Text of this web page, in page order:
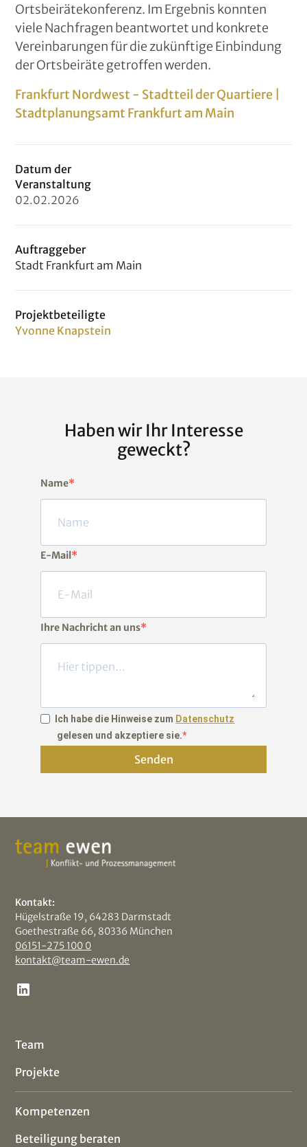
Ortsbeirätekonferenz. Im Ergebnis konnten
viele Nachfragen beantwortet und konkrete
Vereinbarungen für die zukünftige Einbindung
der Ortsbeiräte getroffen werden.
Frankfurt Nordwest - Stadtteil der Quartiere |
Stadtplanungsamt Frankfurt am Main
Datum der
Veranstaltung
02.02.2026
Auftraggeber
Stadt Frankfurt am Main
Projektbeteiligte
Yvonne Knapstein
Haben wir Ihr Interesse
geweckt?
Name
E-Mail
Ihre Nachricht an uns
Ich habe die Hinweise zum Datenschutz
gelesen und akzeptiere sie.
Senden
Kontakt:
Hügelstraße 19, 64283 Darmstadt
Goethestraße 66, 80336 München
06151-275 100 0
kontakt@team-ewen.de
Team
Projekte
Kompetenzen
Beteiligung beraten